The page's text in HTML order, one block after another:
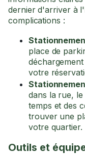
dernier d'arriver à
complications :
place de
votre
dans la rue,
temps et des
trouver une
votre quartier.
Outils et